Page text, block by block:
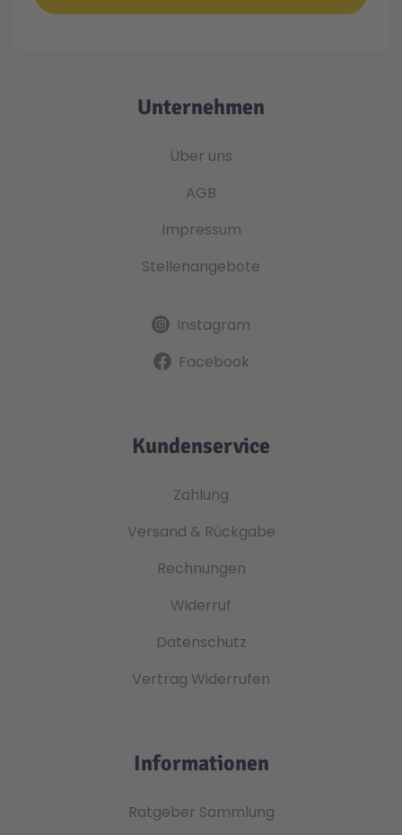
Unternehmen
Über uns
AGB
Impressum
Stellenangebote
Instagram
Facebook
Kundenservice
Zahlung
Versand & Rückgabe
Rechnungen
Widerruf
Datenschutz
Vertrag Widerrufen
Informationen
Ratgeber Sammlung